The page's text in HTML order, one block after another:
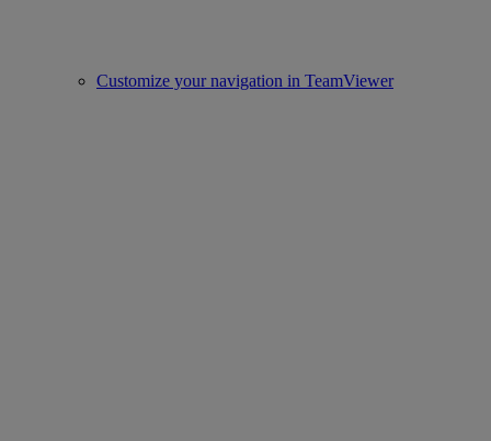
Customize your navigation in TeamViewer